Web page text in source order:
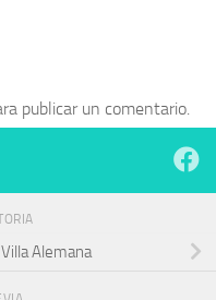
publicar un comentario.
Alemana